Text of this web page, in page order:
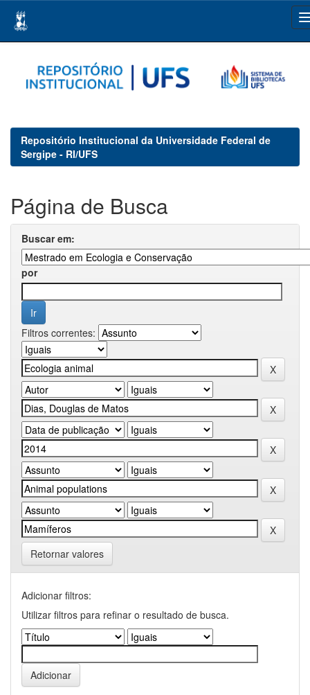
navigation
Repositório Institucional da Universidade Federal de
Sergipe - RI/UFS
Página de Busca
Buscar em:
por
Filtros correntes:
Retornar valores
Adicionar filtros:
Utilizar filtros para refinar o resultado de busca.